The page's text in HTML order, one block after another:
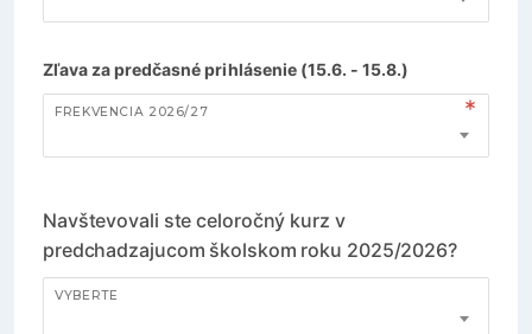
Zľava za predčasné prihlásenie (15.6. - 15.8.)
FREKVENCIA 2026/27
Navštevovali ste celoročný kurz v
predchadzajucom školskom roku 2025/2026?
VYBERTE